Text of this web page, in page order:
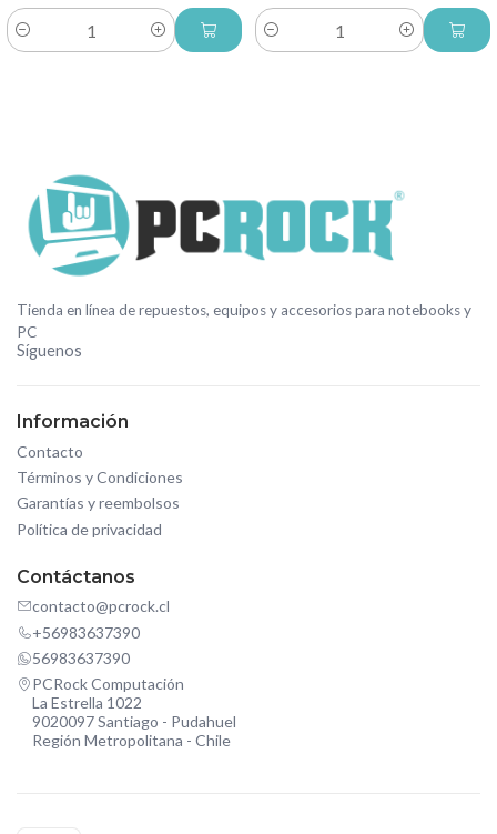
Cantidad Cantidad
Tienda en línea de repuestos, equipos y accesorios para notebooks y
PC
Síguenos
Información
Contacto
Términos y Condiciones
Garantías y reembolsos
Política de privacidad
Contáctanos
contacto@pcrock.cl
+56983637390
56983637390
PCRock Computación
La Estrella 1022
9020097 Santiago - Pudahuel
Región Metropolitana - Chile